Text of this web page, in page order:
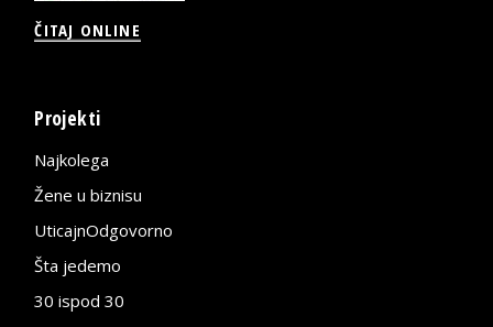
ČITAJ ONLINE
Projekti
Najkolega
Žene u biznisu
UticajnOdgovorno
Šta jedemo
30 ispod 30